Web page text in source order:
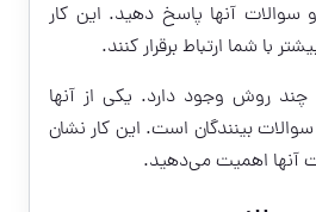
سوالات آنها پاسخ دهید. این کار
با شما ارتباط برقرار کنند.
چند روش وجود دارد. یکی از آنها
بینندگان است. این کار نشان
آنها اهمیت می‌دهید.